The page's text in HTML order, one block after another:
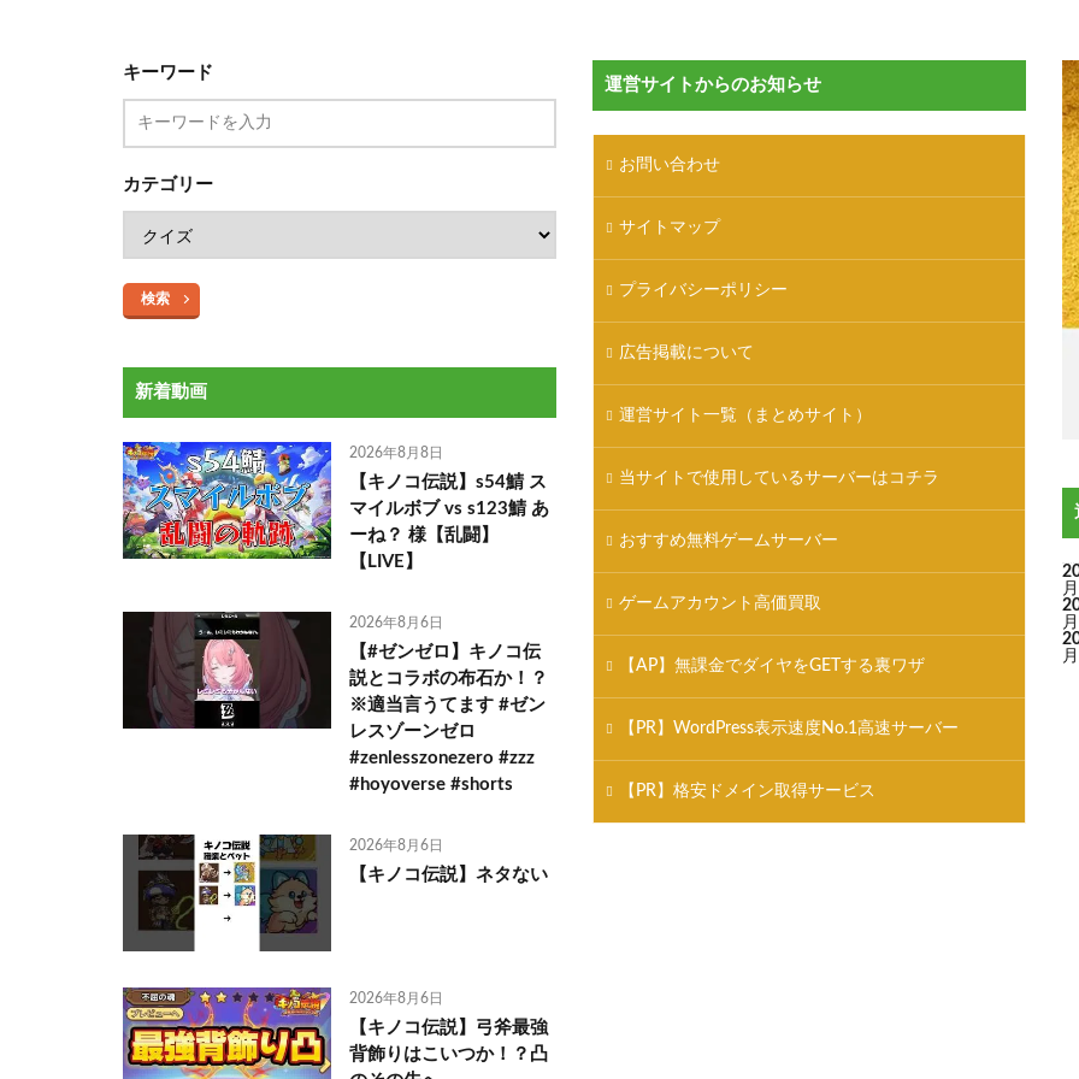
キーワード
カテゴリー
検索
新着動画
2026年8月8日
【キノコ伝説】s54鯖 ス
マイルボブ vs s123鯖 あ
ーね？ 様【乱闘】
【LIVE】
2026年8月6日
【#ゼンゼロ】キノコ伝
説とコラボの布石か！？
※適当言うてます #ゼン
レスゾーンゼロ
#zenlesszonezero #zzz
#hoyoverse #shorts
2026年8月6日
【キノコ伝説】ネタない
2026年8月6日
【キノコ伝説】弓斧最強
背飾りはこいつか！？凸
運営サイトからのお知らせ
お問い合わせ
サイトマップ
プライバシーポリシー
広告掲載について
運営サイト一覧（まとめサイト）
当サイトで使用しているサーバーはコチラ
おすすめ無料ゲームサーバー
ゲームアカウント高価買取
【AP】無課金でダイヤをGETする裏ワザ
【PR】WordPress表示速度No.1高速サーバー
【PR】格安ドメイン取得サービス
月
月
月